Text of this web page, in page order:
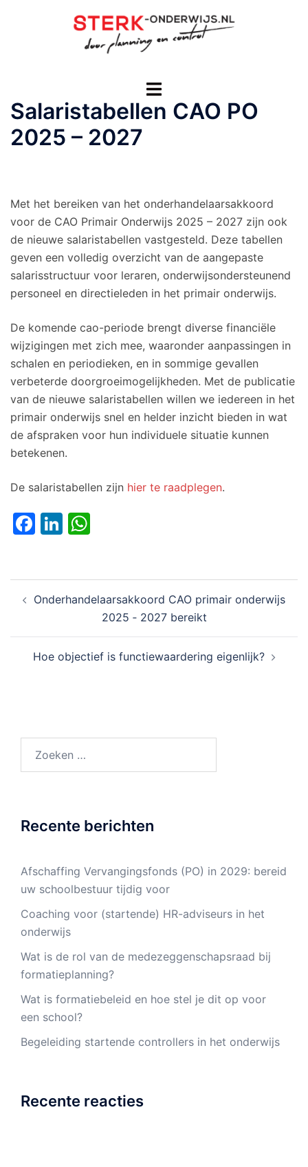
Toggle
Salaristabellen CAO PO
2025 – 2027
Met het bereiken van het onderhandelaarsakkoord
voor de CAO Primair Onderwijs 2025 – 2027 zijn ook
de nieuwe salaristabellen vastgesteld. Deze tabellen
geven een volledig overzicht van de aangepaste
salarisstructuur voor leraren, onderwijsondersteunend
personeel en directieleden in het primair onderwijs.
De komende cao-periode brengt diverse financiële
wijzigingen met zich mee, waaronder aanpassingen in
schalen en periodieken, en in sommige gevallen
verbeterde doorgroeimogelijkheden. Met de publicatie
van de nieuwe salaristabellen willen we iedereen in het
primair onderwijs snel en helder inzicht bieden in wat
de afspraken voor hun individuele situatie kunnen
betekenen.
De salaristabellen zijn hier te raadplegen.
Facebook
LinkedIn
navigatie
Onderhandelaarsakkoord CAO primair onderwijs
2025 ‑ 2027 bereikt
Hoe objectief is functiewaardering eigenlijk?
Recente berichten
Afschaffing Vervangingsfonds (PO) in 2029: bereid
uw schoolbestuur tijdig voor
Coaching voor (startende) HR-adviseurs in het
onderwijs
Wat is de rol van de medezeggenschapsraad bij
formatieplanning?
Wat is formatiebeleid en hoe stel je dit op voor
een school?
Begeleiding startende controllers in het onderwijs
Recente reacties